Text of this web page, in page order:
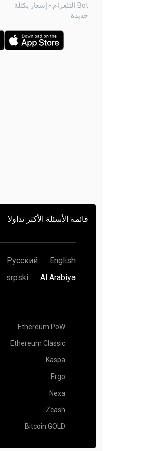
Bot التلغرام - إشعار بكتلة
جديدة
قائمة الأسئلة الأكثر تداولا
English
Русский
Al Arabiya
srpski
Ethereum PoW
Ethereum Classic
Kaspa
Ergo
Nexa
Zcash
Bitcoin GOLD